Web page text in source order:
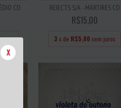
X
CD REJECTS S/A - MÁRTIRES CD
R$15,00
3 x de R$5,00 sem juros